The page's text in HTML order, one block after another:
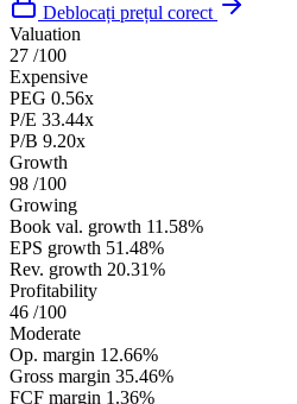
Deblocați prețul corect
Valuation
27 /100
Expensive
PEG 0.56x
P/E 33.44x
P/B 9.20x
Growth
98 /100
Growing
Book val. growth 11.58%
EPS growth 51.48%
Rev. growth 20.31%
Profitability
46 /100
Moderate
Op. margin 12.66%
Gross margin 35.46%
FCF margin 1.36%